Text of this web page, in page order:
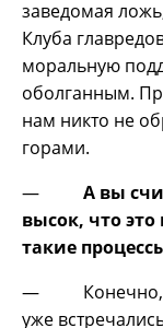
заведомая
Клуба
моральную
оболганным.
нам никто не
горами.
— А вы
высок, что
такие
— Конечно, не
уже